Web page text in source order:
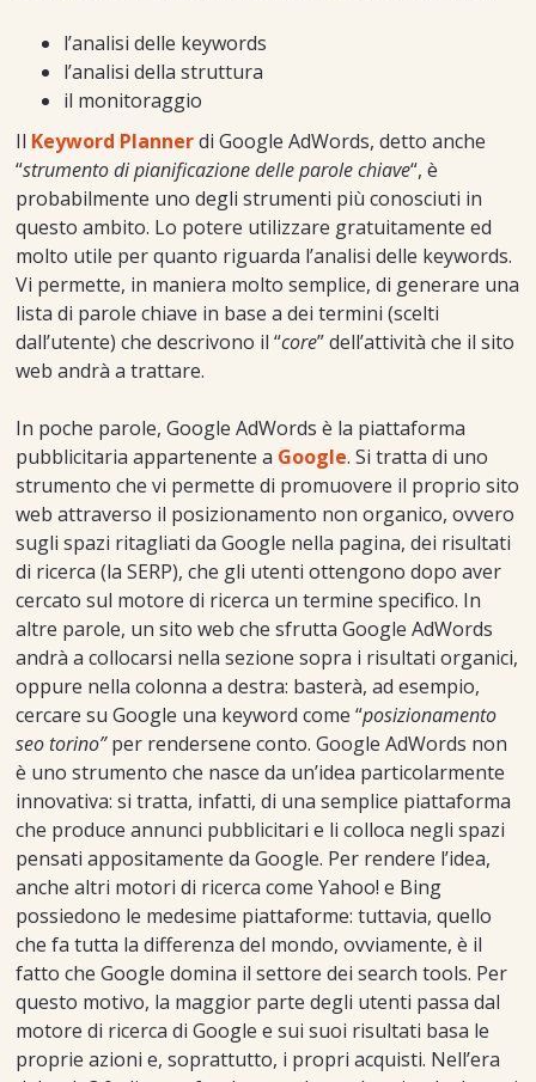
l’analisi delle keywords
l’analisi della struttura
il monitoraggio
Il Keyword Plannerdi Google AdWords, detto anche
“strumento di pianificazione delle parole chiave“, è
probabilmente uno degli strumenti più conosciuti in
questo ambito. Lo potere utilizzare gratuitamente ed
molto utile per quanto riguarda l’analisi delle keywords.
Vi permette, in maniera molto semplice, di generare una
lista di parole chiave in base a dei termini (scelti
dall’utente) che descrivono il “core” dell’attività che il sito
web andrà a trattare.
In poche parole, Google AdWords è la piattaforma
pubblicitaria appartenente a Google. Si tratta di uno
strumento che vi permette di promuovere il proprio sito
web attraverso il posizionamento non organico, ovvero
sugli spazi ritagliati da Google nella pagina, dei risultati
di ricerca (la SERP), che gli utenti ottengono dopo aver
cercato sul motore di ricerca un termine specifico. In
altre parole, un sito web che sfrutta Google AdWords
andrà a collocarsi nella sezione sopra i risultati organici,
oppure nella colonna a destra: basterà, ad esempio,
cercare su Google una keyword come “posizionamento
seo torino”per rendersene conto. Google AdWords non
è uno strumento che nasce da un’idea particolarmente
innovativa: si tratta, infatti, di una semplice piattaforma
che produce annunci pubblicitari e li colloca negli spazi
pensati appositamente da Google. Per rendere l’idea,
anche altri motori di ricerca come Yahoo! e Bing
possiedono le medesime piattaforme: tuttavia, quello
che fa tutta la differenza del mondo, ovviamente, è il
fatto che Google domina il settore dei search tools. Per
questo motivo, la maggior parte degli utenti passa dal
motore di ricerca di Google e sui suoi risultati basa le
proprie azioni e, soprattutto, i propri acquisti. Nell’era